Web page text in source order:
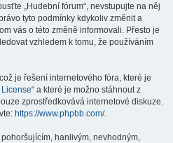
„Hudební fórum“, nevstupujte na něj
tyto podmínky kdykoliv změnit a
vás o této změně informovali. Přesto je
vzhledem k tomu, že používáním
je řešení internetového fóra, které je
“ a které je možno stáhnout z
zprostředkovává internetové diskuze.
https://www.phpbb.com/.
hanlivým, nevhodným,